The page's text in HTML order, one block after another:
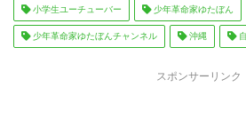
小学生ユーチューバー 少年革命家ゆたぼん
少年革命家ゆたぼんチャンネル 沖縄
スポンサーリンク